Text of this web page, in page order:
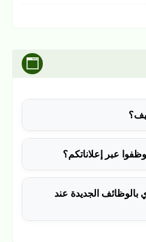
نقوم فقط بنشر الوظائف
عبر إعلاناتكم؟
نعم ولله الحمد، منذ التأسيس في 2018 نشرنا آلاف
آلاف من المتابعين.
الجديدة عند